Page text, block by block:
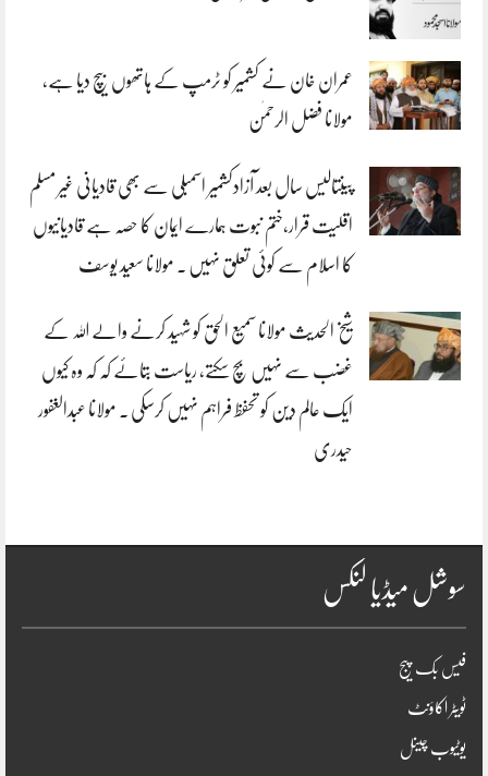
عمران خان نے کشمیر کو ٹرمپ کے ہاتھوں بیچ دیا ہے،
مولانا فضل الرحمٰن
پینتالیس سال بعد آزادکشمیر اسمبلی سے بھی قادیانی غیر مسلم
اقلیت قرار،ختم نبوت ہمارے ایمان کا حصہ ہے قادیانیوں
کا اسلام سے کوئی تعلق نہیں . مولانا سعید یوسف
شیخ الحدیث مولانا سمیع الحق کو شہید کرنے والے اللہ کے
غضب سے نہیں بچ سکتے، ریاست بتائے کہ کہ وہ کیوں
ایک عالم دین کو تحفظ فراہم نہیں کرسکی . مولانا عبدالغفور
حیدری
سوشل میڈیا لنکس
فیس بک پیج
ٹویٹر اکاؤنٹ
یوٹیوب چینل